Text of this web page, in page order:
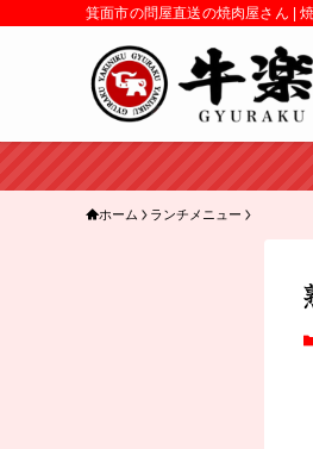
箕面市の問屋直送の焼肉屋さん |
ホーム ランチメニュー